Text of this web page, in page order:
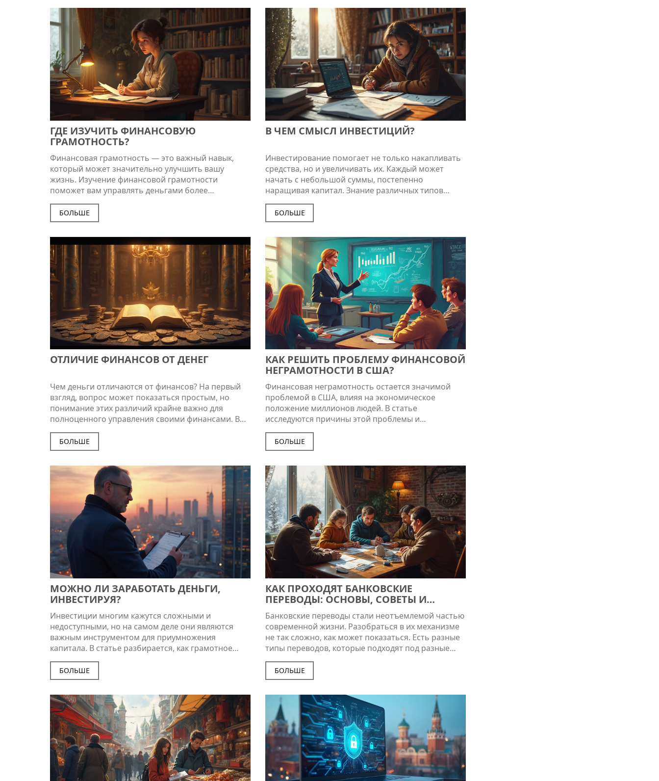
разберём детали, с помощью которых легко
узнать финансово грамотного человека и взять
лучшие привычки себе.
полезные советы и интересные факты, которые
облегчат процесс перевода и сделают его
безопаснее.
ГДЕ ИЗУЧИТЬ ФИНАНСОВУЮ
ГРАМОТНОСТЬ?
Финансовая грамотность — это важный навык,
который может значительно улучшить вашу
жизнь. Изучение финансовой грамотности
поможет вам управлять деньгами более
эффективно, откладывать сбережения и достигать
финансовых целей. В статье будут рассмотрены
различные способы изучения этой темы, включая
узнаете, где можно найти лучшие ресурсы для
повышения финансовой грамотности. Статья
также содержит полезные советы и интересные
факты, чтобы обучение стало увлекательнее.
БОЛЬШЕ
В ЧЕМ СМЫСЛ ИНВЕСТИЦИЙ?
Инвестирование помогает не только накапливать
средства, но и увеличивать их. Каждый может
начать с небольшой суммы, постепенно
наращивая капитал. Знание различных типов
инвестиций и стратегий помогает выбрать
правильный подход. Вложение средств — это не
только вопрос денег, но и тренировка терпения и
начать инвестировать и какие ошибки стоит
избегать?
БОЛЬШЕ
ОТЛИЧИЕ ФИНАНСОВ ОТ ДЕНЕГ
Чем деньги отличаются от финансов? На первый
взгляд, вопрос может показаться простым, но
понимание этих различий крайне важно для
полноценного управления своими финансами. В
этой статье разберёмся, как деньги лежат в основе
финансовых процессов и какую роль они играют в
вашей личной финансовой стратегии. Мы также
вам лучше управлять как деньгами, так и
финансами на повседневном уровне.
БОЛЬШЕ
КАК РЕШИТЬ ПРОБЛЕМУ ФИНАНСОВОЙ
НЕГРАМОТНОСТИ В США?
Финансовая неграмотность остается значимой
проблемой в США, влияя на экономическое
положение миллионов людей. В статье
исследуются причины этой проблемы и
предлагаются пути ее решения. Обсуждаются
важные аспекты образования, а также даются
практичные советы для обычных людей. Цель —
финансами эффективно и уверенно. Узнайте, как
небольшие изменения в образовании могут
повлиять на общество в целом.
БОЛЬШЕ
МОЖНО ЛИ ЗАРАБОТАТЬ ДЕНЬГИ,
ИНВЕСТИРУЯ?
Инвестиции многим кажутся сложными и
недоступными, но на самом деле они являются
важным инструментом для приумножения
капитала. В статье разбирается, как грамотное
вложение средств может приносить доход, какие
ошибки новички часто совершают и какие
стратегии могут привести к успеху. Это
инвестирования, реальные советы и примеры из
жизни. Узнайте, как не потеряться в мире
инвестиций и извлекать максимальную пользу.
БОЛЬШЕ
КАК ПРОХОДЯТ БАНКОВСКИЕ
ПЕРЕВОДЫ: ОСНОВЫ, СОВЕТЫ И
ИНТЕРЕСНЫЕ ФАКТЫ
Банковские переводы стали неотъемлемой частью
современной жизни. Разобраться в их механизме
не так сложно, как может показаться. Есть разные
типы переводов, которые подходят под разные
нужды. Плюс, есть несколько интересных фактов и
полезных советов, которые помогут сэкономить
время и деньги.
БОЛЬШЕ